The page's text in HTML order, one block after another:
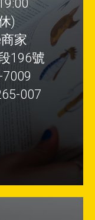
)
家
196號
007